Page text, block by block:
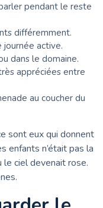
pendant le reste
différemment.
journée active.
dans le domaine.
appréciées entre
au coucher du
sont eux qui donnent
enfants n’était pas la
ciel devenait rose.